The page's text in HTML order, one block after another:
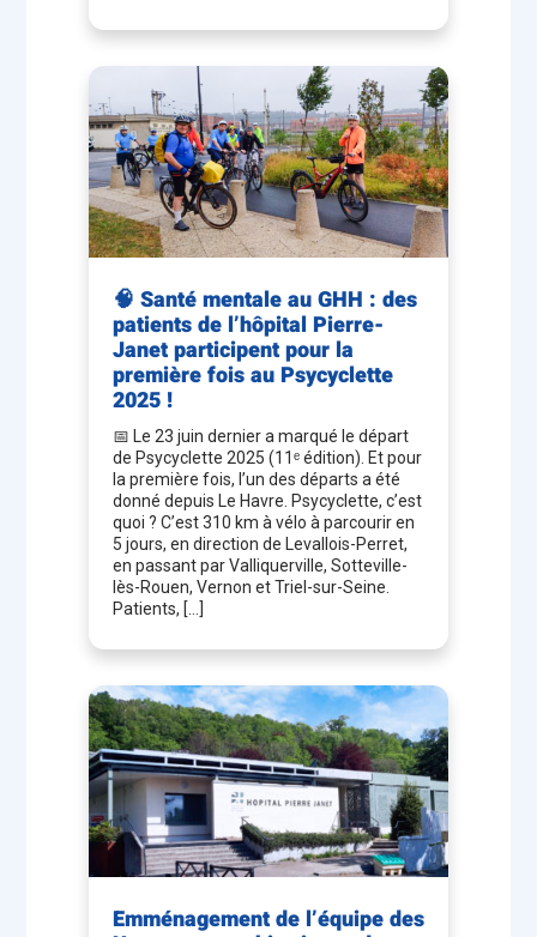
🧠 Santé mentale au GHH : des
patients de l’hôpital Pierre-
Janet participent pour la
première fois au Psycyclette
2025 !
📅 Le 23 juin dernier a marqué le départ
de Psycyclette 2025 (11ᵉ édition). Et pour
la première fois, l’un des départs a été
donné depuis Le Havre. Psycyclette, c’est
quoi ? C’est 310 km à vélo à parcourir en
5 jours, en direction de Levallois-Perret,
en passant par Valliquerville, Sotteville-
lès-Rouen, Vernon et Triel-sur-Seine.
Patients, […]
Emménagement de l’équipe des